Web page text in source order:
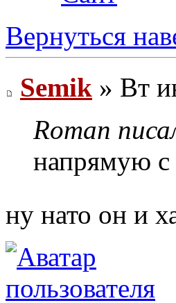
Вернуться
Semik » Вт
Roman
напрямую с
ну нато он и